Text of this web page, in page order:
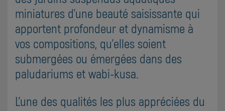
miniatures d'une beauté saisissante qui
apportent profondeur et dynamisme à
vos compositions, qu'elles soient
submergées ou émergées dans des
paludariums et wabi-kusa.
L'une des qualités les plus appréciées du